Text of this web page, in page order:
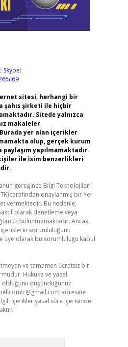
Skype:
sitesi, herhangi bir
şahıs şirketi ile hiçbir
Sitede yalnızca
makaleler
yer alan içerikler
olup, gerçek kurum
yapılmamaktadır.
ile isim benzerlikleri
gereğince Bilgi Teknolojileri
tarafından onaylanmış bir Yer
vermektedir. Bu nedenle,
olarak denetleme veya
bulunmamaktadır. Ancak,
içeriklerin sorumluluğunu
üye olarak bu sorumluluğu kabul
ve tamamen ücretsiz bir
Hukuka ve yasal
olduğunu düşündüğünüz
adresine
içerikler yasal süre içerisinde